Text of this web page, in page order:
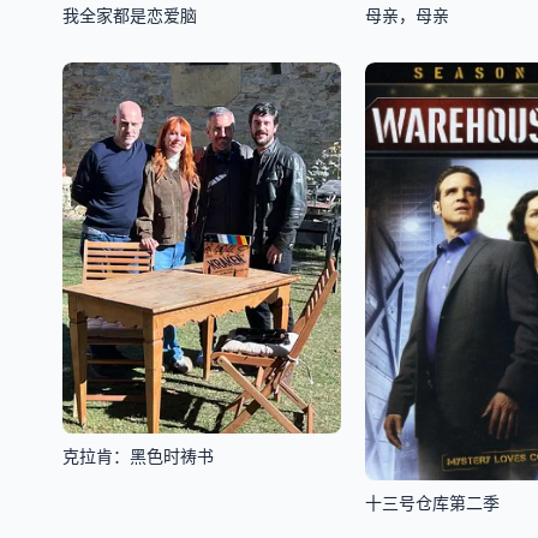
我全家都是恋爱脑 母亲，母亲
克拉肯：黑色时祷书
十三号仓库第二季